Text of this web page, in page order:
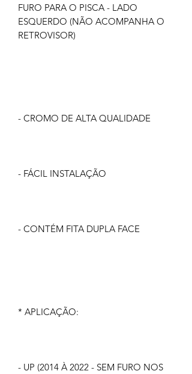
FURO PARA O PISCA - LADO
ESQUERDO (NÃO ACOMPANHA O
RETROVISOR)
- CROMO DE ALTA QUALIDADE
- FÁCIL INSTALAÇÃO
- CONTÉM FITA DUPLA FACE
* APLICAÇÃO:
- UP (2014 À 2022 - SEM FURO NOS